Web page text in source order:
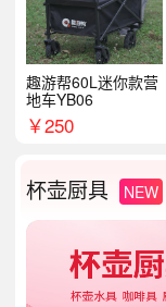
趣游帮60L迷你款营
地车YB06
￥250
杯壶厨具 NEW